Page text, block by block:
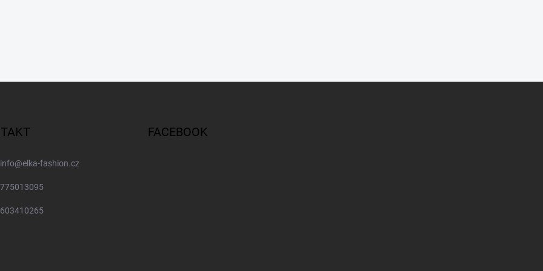
info@elka-fashion.cz
775013095
603410265
FACEBOOK